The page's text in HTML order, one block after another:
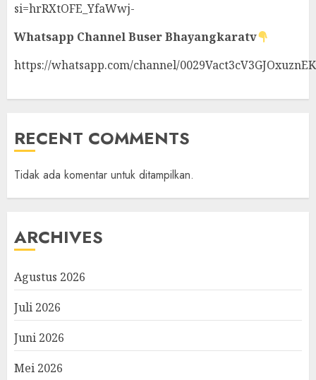
si=hrRXtOFE_YfaWwj-
Whatsapp ChannelBuser Bhayangkaratv
https://whatsapp.com/channel/
RECENT COMMENTS
Tidak ada komentar untuk ditampilkan.
ARCHIVES
Agustus 2026
Juli 2026
Juni 2026
Mei 2026